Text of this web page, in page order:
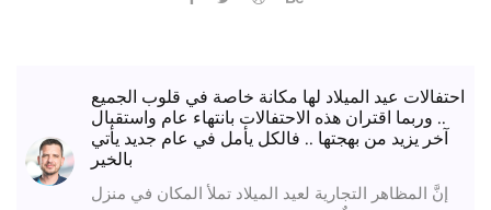
احتفالات عيد الميلاد لها مكانة خاصة في قلوب الجميع
.. وربما اقتران هذه الاحتفالات بانتهاء عام واستقبال
آخر يزيد من بهجتها .. فالكل يأمل في عام جديد يأتي
بالخير
إنَّ المظاهر التجارية لعيد الميلاد تملأ المكان في منزل